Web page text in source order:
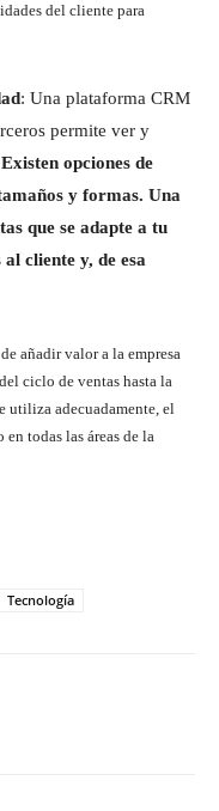
del cliente para
: Una plataforma CRM
permite ver y
Existen opciones de
y formas. Una
que se adapte a tu
cliente y, de esa
añadir valor a la empresa
ciclo de ventas hasta la
utiliza adecuadamente, el
todas las áreas de la
Tecnología